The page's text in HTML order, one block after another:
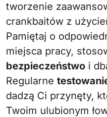
tworzenie
crankbaitów z
Pamiętaj o
miejsca pracy,
bezpieczeństwo i
Regularne
dadzą Ci przynęty,
Twoim ulubionym